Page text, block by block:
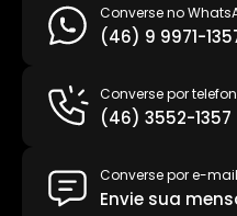
Converse no
(46) 9 9971-
Converse por
(46) 3552-1357
Converse por e-mail
Envie sua